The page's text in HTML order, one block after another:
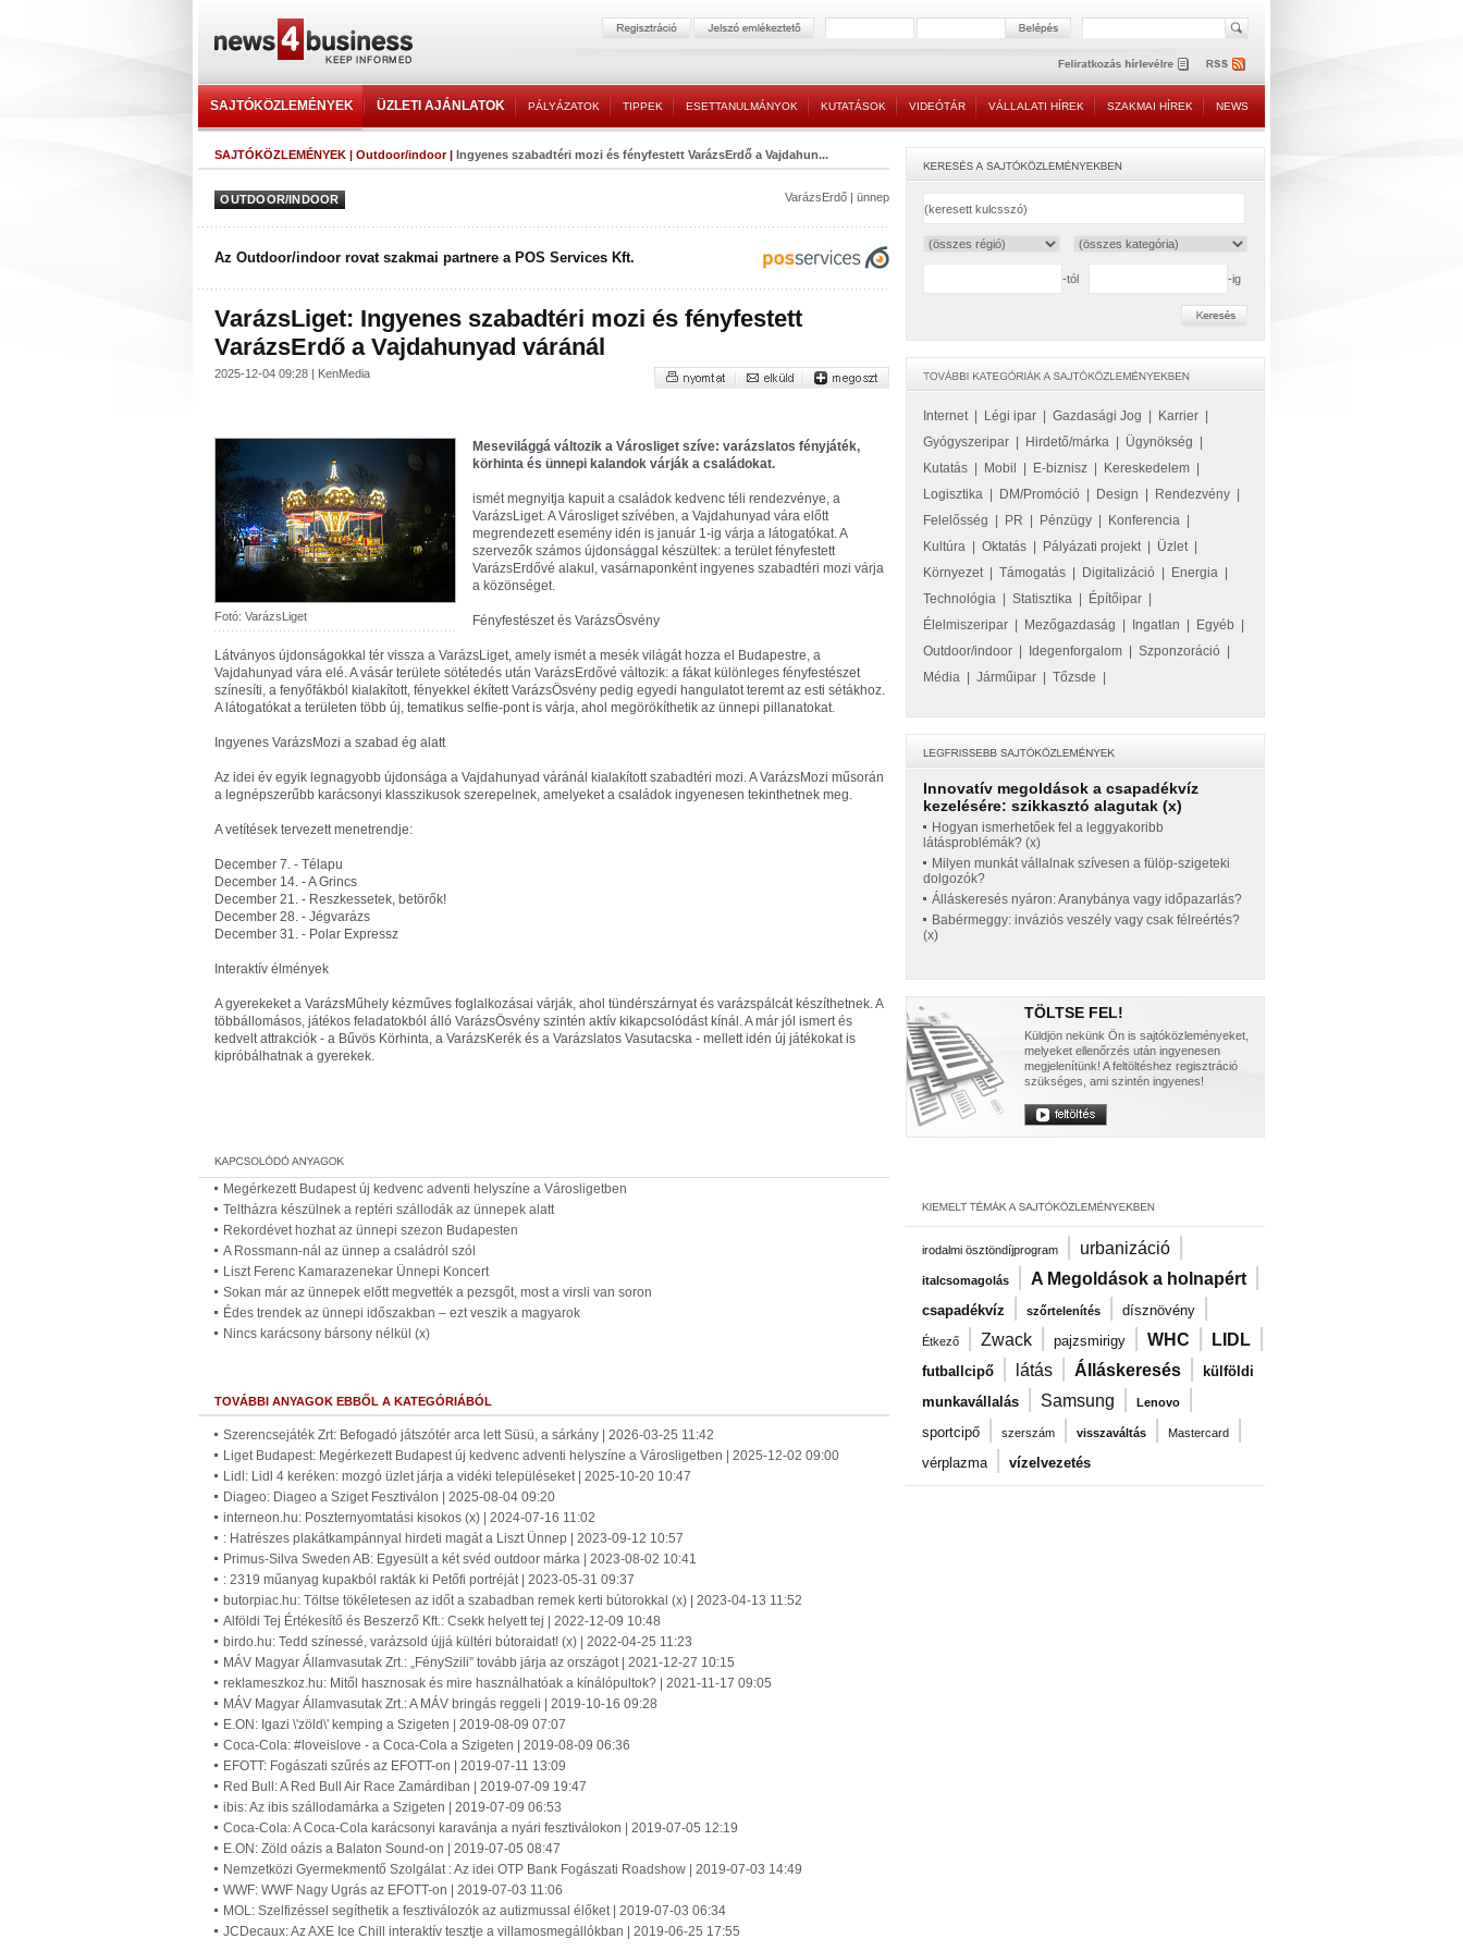
SAJTÓKÖZLEMÉNYEK ÜZLETI AJÁNLATOK PÁLYÁZATOK TIPPEK ESETTANULMÁNYOK KUTATÁSOK VIDEÓTÁR VÁLLALATI HÍREK SZAKMAI HÍREK NEWS
SAJTÓKÖZLEMÉNYEK | Outdoor/indoor| Ingyenes szabadtéri mozi és fényfestett VarázsErdő a Vajdahun...
OUTDOOR/INDOOR VarázsErdő | ünnep
Az Outdoor/indoor rovat szakmai partnere a POS Services Kft.
VarázsLiget: Ingyenes szabadtéri mozi és fényfestett
VarázsErdő a Vajdahunyad váránál
2025-12-04 09:28 | KenMedia
Fotó: VarázsLiget
Mesevilággá változik a Városliget szíve: varázslatos fényjáték,
körhinta és ünnepi kalandok várják a családokat.
ismét megnyitja kapuit a családok kedvenc téli rendezvénye, a
VarázsLiget. A Városliget szívében, a Vajdahunyad vára előtt
megrendezett esemény idén is január 1-ig várja a látogatókat. A
szervezők számos újdonsággal készültek: a terület fényfestett
VarázsErdővé alakul, vasárnaponként ingyenes szabadtéri mozi várja
a közönséget.
Fényfestészet és VarázsÖsvény
Látványos újdonságokkal tér vissza a VarázsLiget, amely ismét a mesék világát hozza el Budapestre, a
Vajdahunyad vára elé. A vásár területe sötétedés után VarázsErdővé változik: a fákat különleges fényfestészet
színesíti, a fenyőfákból kialakított, fényekkel ékített VarázsÖsvény pedig egyedi hangulatot teremt az esti sétákhoz.
A látogatókat a területen több új, tematikus selfie-pont is várja, ahol megörökíthetik az ünnepi pillanatokat.
Ingyenes VarázsMozi a szabad ég alatt
Az idei év egyik legnagyobb újdonsága a Vajdahunyad váránál kialakított szabadtéri mozi. A VarázsMozi műsorán
a legnépszerűbb karácsonyi klasszikusok szerepelnek, amelyeket a családok ingyenesen tekinthetnek meg.
A vetítések tervezett menetrendje:
December 7. - Télapu
December 14. - A Grincs
December 21. - Reszkessetek, betörők!
December 28. - Jégvarázs
December 31. - Polar Expressz
Interaktív élmények
A gyerekeket a VarázsMűhely kézműves foglalkozásai várják, ahol tündérszárnyat és varázspálcát készíthetnek. A
többállomásos, játékos feladatokból álló VarázsÖsvény szintén aktív kikapcsolódást kínál. A már jól ismert és
kedvelt attrakciók - a Bűvös Körhinta, a VarázsKerék és a Varázslatos Vasutacska - mellett idén új játékokat is
kipróbálhatnak a gyerekek.
Megérkezett Budapest új kedvenc adventi helyszíne a Városligetben
Teltházra készülnek a reptéri szállodák az ünnepek alatt
Rekordévet hozhat az ünnepi szezon Budapesten
A Rossmann-nál az ünnep a családról szól
Liszt Ferenc Kamarazenekar Ünnepi Koncert
Sokan már az ünnepek előtt megvették a pezsgőt, most a virsli van soron
Édes trendek az ünnepi időszakban – ezt veszik a magyarok
Nincs karácsony bársony nélkül (x)
TOVÁBBI ANYAGOK EBBŐL A KATEGÓRIÁBÓL
Szerencsejáték Zrt: Befogadó játszótér arca lett Süsü, a sárkány | 2026-03-25 11:42
Liget Budapest: Megérkezett Budapest új kedvenc adventi helyszíne a Városligetben | 2025-12-02 09:00
Lidl: Lidl 4 keréken: mozgó üzlet járja a vidéki településeket | 2025-10-20 10:47
Diageo: Diageo a Sziget Fesztiválon | 2025-08-04 09:20
interneon.hu: Poszternyomtatási kisokos (x) | 2024-07-16 11:02
: Hatrészes plakátkampánnyal hirdeti magát a Liszt Ünnep | 2023-09-12 10:57
Primus-Silva Sweden AB: Egyesült a két svéd outdoor márka | 2023-08-02 10:41
: 2319 műanyag kupakból rakták ki Petőfi portréját | 2023-05-31 09:37
butorpiac.hu: Töltse tökéletesen az időt a szabadban remek kerti bútorokkal (x) | 2023-04-13 11:52
Alföldi Tej Értékesítő és Beszerző Kft.: Csekk helyett tej | 2022-12-09 10:48
birdo.hu: Tedd színessé, varázsold újjá kültéri bútoraidat! (x) | 2022-04-25 11:23
MÁV Magyar Államvasutak Zrt.: „FénySzili” tovább járja az országot | 2021-12-27 10:15
reklameszkoz.hu: Mitől hasznosak és mire használhatóak a kínálópultok? | 2021-11-17 09:05
MÁV Magyar Államvasutak Zrt.: A MÁV bringás reggeli | 2019-10-16 09:28
E.ON: Igazi \'zöld\' kemping a Szigeten | 2019-08-09 07:07
Coca-Cola: #loveislove - a Coca-Cola a Szigeten | 2019-08-09 06:36
EFOTT: Fogászati szűrés az EFOTT-on | 2019-07-11 13:09
Red Bull: A Red Bull Air Race Zamárdiban | 2019-07-09 19:47
ibis: Az ibis szállodamárka a Szigeten | 2019-07-09 06:53
Coca-Cola: A Coca-Cola karácsonyi karavánja a nyári fesztiválokon | 2019-07-05 12:19
E.ON: Zöld oázis a Balaton Sound-on | 2019-07-05 08:47
Nemzetközi Gyermekmentő Szolgálat : Az idei OTP Bank Fogászati Roadshow | 2019-07-03 14:49
WWF: WWF Nagy Ugrás az EFOTT-on | 2019-07-03 11:06
MOL: Szelfizéssel segíthetik a fesztiválozók az autizmussal élőket | 2019-07-03 06:34
JCDecaux: Az AXE Ice Chill interaktív tesztje a villamosmegállókban | 2019-06-25 17:55
-tól -ig
Internet| Légi ipar Gazdasági Jog Karrier
Gyógyszeripar
Hirdető/márka Ügynökség
Kutatás
Mobil E-biznisz Kereskedelem
Logisztika
DM/Promóció Design Rendezvény
Felelősség
PR Pénzügy Konferencia
Kultúra
Oktatás Pályázati projekt| Üzlet|
Környezet| Támogatás Digitalizáció Energia
Technológia
Statisztika Építőipar
Élelmiszeripar
Mezőgazdaság Ingatlan Egyéb
Outdoor/indoor
Idegenforgalom Szponzoráció
Média
Járműipar Tőzsde
Innovatív megoldások a csapadékvíz
kezelésére: szikkasztó alagutak (x)
Hogyan ismerhetőek fel a leggyakoribb
látásproblémák? (x)
Milyen munkát vállalnak szívesen a fülöp-szigeteki
dolgozók?
Álláskeresés nyáron: Aranybánya vagy időpazarlás?
Babérmeggy: inváziós veszély vagy csak félreértés?
(x)
TÖLTSE FEL!
Küldjön nekünk Ön is sajtóközleményeket,
melyeket ellenőrzés után ingyenesen
megjelenítünk! A feltöltéshez regisztráció
szükséges, ami szintén ingyenes!
irodalmi ösztöndíjprogram | urbanizáció |
italcsomagolás | A Megoldások a holnapért |
csapadékvíz | szőrtelenítés | dísznövény |
Étkező | Zwack | pajzsmirigy | WHC | LIDL |
futballcipő | látás | Álláskeresés |
külföldi
munkavállalás | Samsung | Lenovo |
sportcipő | szerszám | visszaváltás | Mastercard |
vérplazma | vízelvezetés